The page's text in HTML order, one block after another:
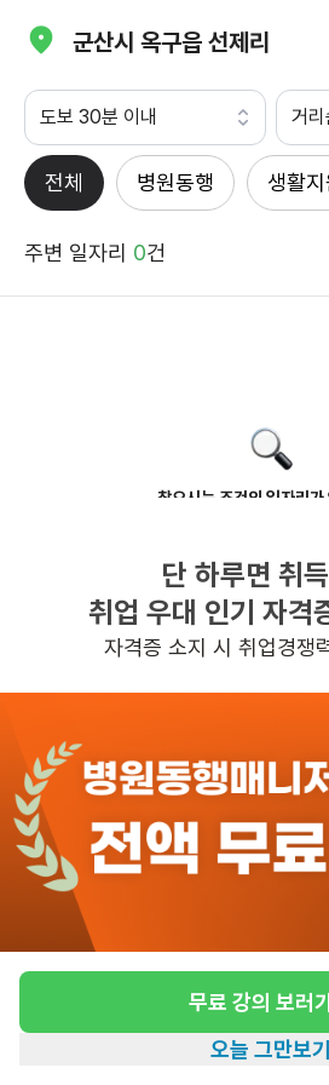
군산시 옥구읍 선제리
도보 30분 이내 거리
전체 병원동행 생활
주변 일자리 0건
찾으시는 조건의 일자리가
반경 3KM 이내의 일자
단 하루면 취
취업 우대 인기 자격
자격증 소지 시 취업경쟁
무료 강의 보러
오늘 그만보기